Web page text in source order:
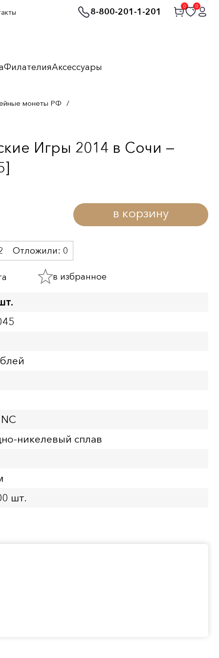
8-800-201-1-201
0 0
ФилателияАксессуары
монеты РФ /
Игры 2014 в Сочи —
в корзину
Отложили: 0
в избранное
никелевый сплав
шт.